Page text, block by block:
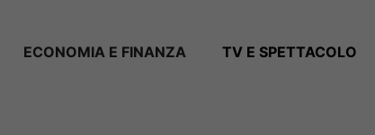
ECONOMIA E FINANZA TV E SPETTACOLO